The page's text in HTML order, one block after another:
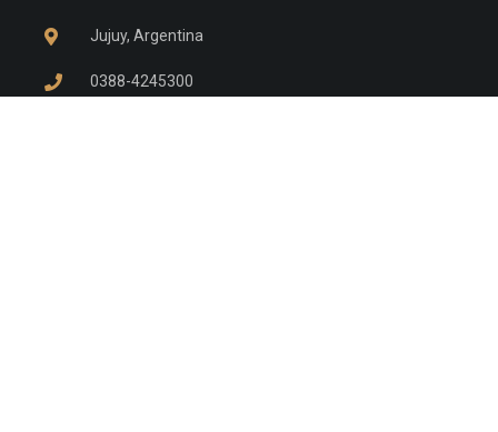
Jujuy, Argentina
0388-4245300